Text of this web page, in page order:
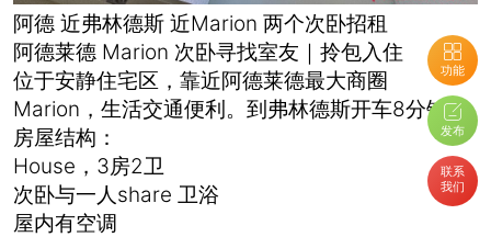
功能
发布
联系
我们
阿德 近弗林德斯 近Marion 两个次卧招租
阿德莱德 Marion 次卧寻找室友｜拎包入住
位于安静住宅区，靠近阿德莱德最大商圈
Marion，生活交通便利。到弗林德斯开车8分钟
房屋结构：
House，3房2卫
次卧与一人share 卫浴
屋内有空调